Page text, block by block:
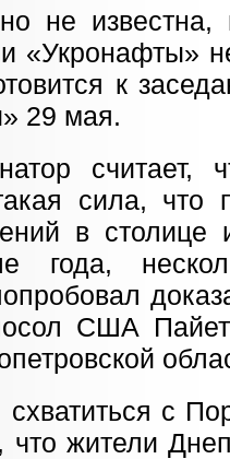
не известна,
«Укронафты»
к
29 мая.
сила, что
в
года,
США
схватиться с
жители